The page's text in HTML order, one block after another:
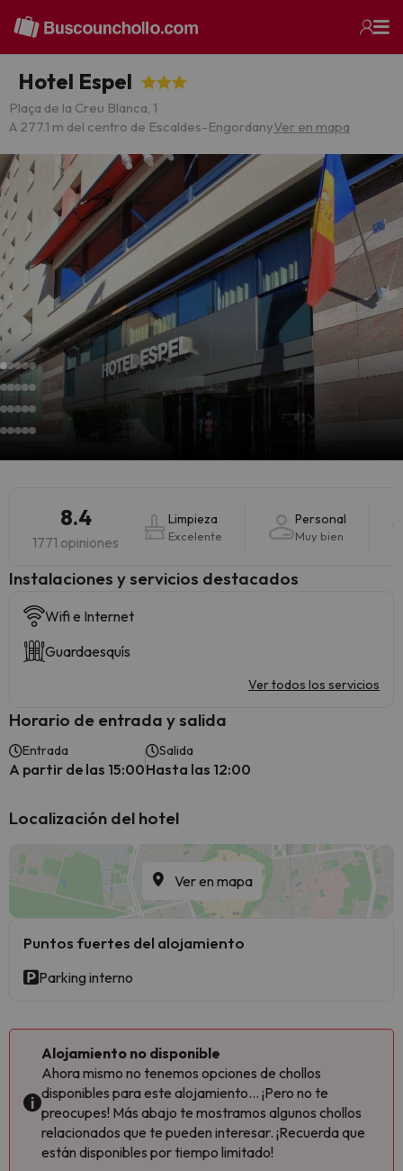
Hotel Espel
Plaça de la Creu Blanca, 1
A 277.1 m del centro de Escaldes-EngordanyVer en mapa
8.4
1771 opiniones
Limpieza
Excelente
Personal
Muy bien
Instalaciones y servicios destacados
Wifi e Internet
Guardaesquís
Ver todos los servicios
Horario de entrada y salida
Entrada
A partir de las 15:00
Salida
Hasta las 12:00
Localización del hotel
Ver en mapa
Puntos fuertes del alojamiento
Parking interno
Alojamiento no disponible
Ahora mismo no tenemos opciones de chollos
disponibles para este alojamiento... ¡Pero no te
preocupes! Más abajo te mostramos algunos chollos
relacionados que te pueden interesar. ¡Recuerda que
están disponibles por tiempo limitado!